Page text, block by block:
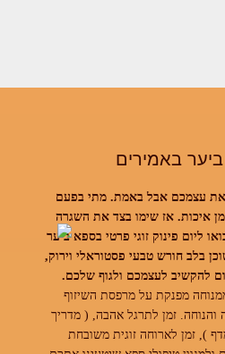
ביער באמירים
עצמכם אבל באמת. מתי בפעם
איכות. אז שימו בצד את השגרה
ליום פינוק זוגי פרטי בספא ביער
בלב חורש טבעי פסטוראלי וירוק,
להקשיב לעצמכם ולגוף שלכם.
מפנקת על מרפסת השיזוף
והנוחה. זמן לתרגל אהבה, ( מדריך
), זמן לארוחה זוגית משובחת